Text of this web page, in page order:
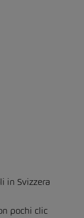
in Svizzera
pochi clic